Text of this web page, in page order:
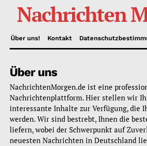
Nachrichten
Über uns! Kontakt
Über uns
NachrichtenMorgen.de ist eine
Nachrichtenplattform. Hier stellen wir
interessante Inhalte zur Verfügung, die
werden. Wir sind bestrebt, Ihnen die
liefern, wobei der Schwerpunkt auf
neuesten Nachrichten in Deutschland